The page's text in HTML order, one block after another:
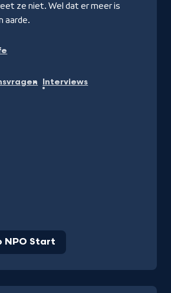
ze niet. Wel dat er meer is
aarde.
Interviews
NPO Start